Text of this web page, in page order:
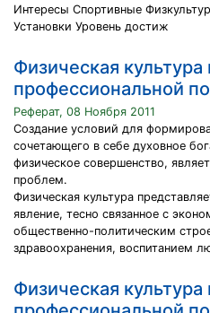
Интересы Спортивные
Установки Уровень достиж
Физическая
профессиональной
Реферат, 08 Ноября 2011
Создание условий для
сочетающего в себе духовное
физическое совершенство,
проблем.
Физическая культура
явление, тесно связанное с
общественно-политическим
здравоохранения, воспитанием
Физическая